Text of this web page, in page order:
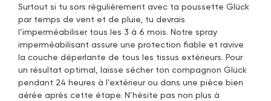
Surtout si tu sors régulièrement avec ta poussette Glück
par temps de vent et de pluie, tu devrais
l’imperméabiliser tous les 3 à 6 mois. Notre spray
imperméabilisant assure une protection fiable et ravive
la couche déperlante de tous les tissus extérieurs. Pour
un résultat optimal, laisse sécher ton compagnon Glück
pendant 24 heures à l’extérieur ou dans une pièce bien
aérée après cette étape. N’hésite pas non plus à